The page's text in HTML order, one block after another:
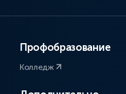
Профобразование
Колледж